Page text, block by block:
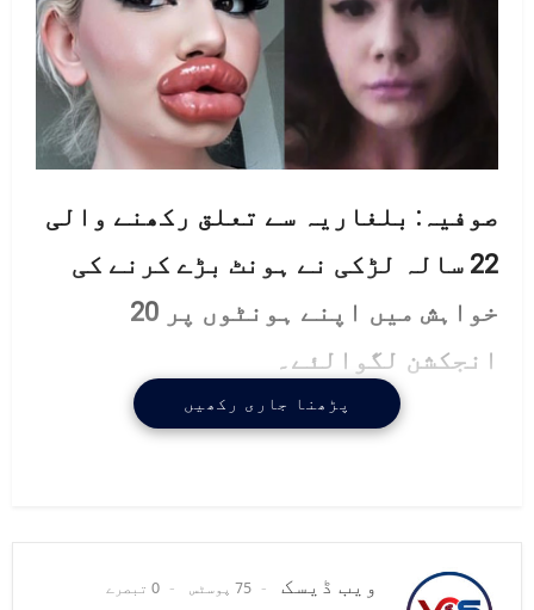
صوفیہ: بلغاریہ سے تعلق رکھنے والی
22 سالہ لڑکی نے ہونٹ بڑے کرنے کی
خواہش میں اپنے ہونٹوں پر 20
انجکشن لگوالئے۔
پڑھنا جاری رکھیں
ویب ڈیسک 75 پوسٹس 0 تبصرے